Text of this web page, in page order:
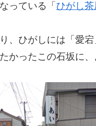
っている「 ひがし
、ひがしには「愛
かったこの石坂に